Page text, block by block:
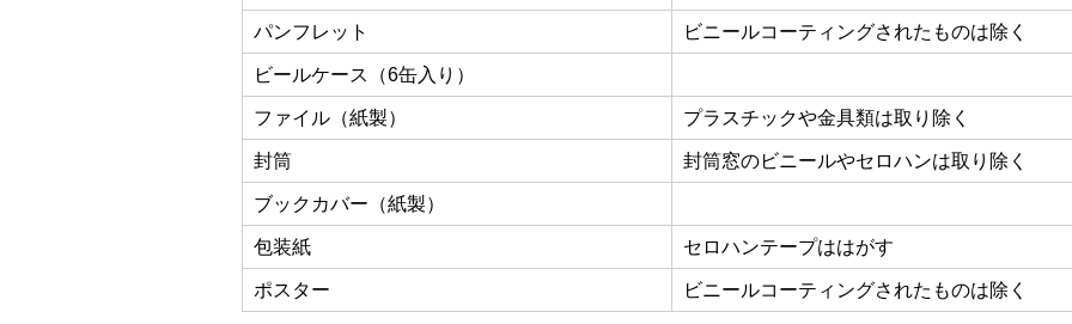
パンフレット ビニールコーティングされたものは除く
ビールケース（6缶入り）
ファイル（紙製） プラスチックや金具類は取り除く
封筒 封筒窓のビニールやセロハンは取り除く
ブックカバー（紙製）
包装紙 セロハンテープははがす
ポスター ビニールコーティングされたものは除く